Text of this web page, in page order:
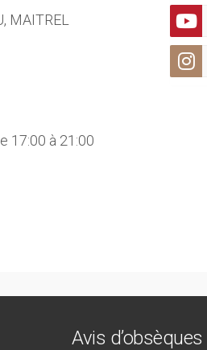
MAITREL
17:00 à 21:00
Avis d’obsèques